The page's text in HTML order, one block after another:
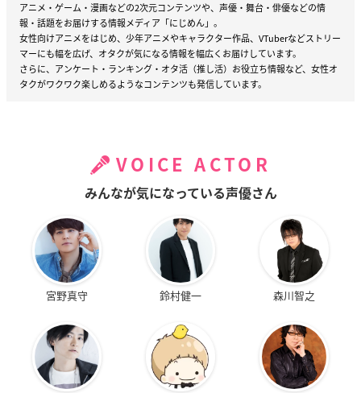
アニメ・ゲーム・漫画などの2次元コンテンツや、声優・舞台・俳優などの情
報・話題をお届けする情報メディア「にじめん」。
女性向けアニメをはじめ、少年アニメやキャラクター作品、VTuberなどストリー
マーにも幅を広げ、オタクが気になる情報を幅広くお届けしています。
さらに、アンケート・ランキング・オタ活（推し活）お役立ち情報など、女性オ
タクがワクワク楽しめるようなコンテンツも発信しています。
VOICE ACTOR
みんなが気になっている声優さん
宮野真守 鈴村健一 森川智之